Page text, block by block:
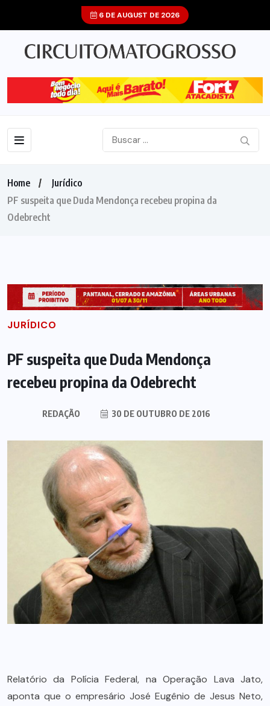
6 DE AUGUST DE 2026
Home
Jurídico
PF suspeita que Duda Mendonça recebeu propina da
Odebrecht
JURÍDICO
PF suspeita que Duda Mendonça
recebeu propina da Odebrecht
REDAÇÃO 30 DE OUTUBRO DE 2016
Relatório da Polícia Federal, na Operação Lava Jato,
aponta que o empresário José Eugênio de Jesus Neto,